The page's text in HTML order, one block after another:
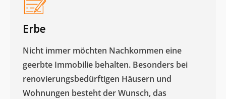
Erbe
Nicht immer möchten Nachkommen eine
geerbte Immobilie behalten. Besonders bei
renovierungsbedürftigen Häusern und
Wohnungen besteht der Wunsch, das